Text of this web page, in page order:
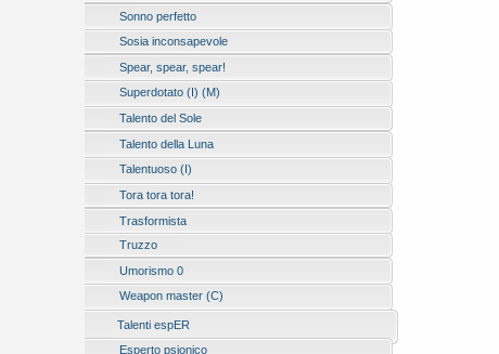
Sonno perfetto
Sosia inconsapevole
Spear, spear, spear!
Superdotato (I) (M)
Talento del Sole
Talento della Luna
Talentuoso (I)
Tora tora tora!
Trasformista
Truzzo
Umorismo 0
Weapon master (C)
Talenti espER
Esperto psionico